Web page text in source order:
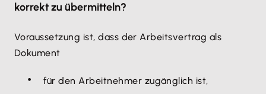
korrekt zu übermitteln?
Voraussetzung ist, dass der Arbeitsvertrag als
Dokument
für den Arbeitnehmer zugänglich ist,